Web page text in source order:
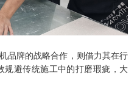
品牌的战略合作，则借力其在行
规避传统施工中的打磨瑕疵，大